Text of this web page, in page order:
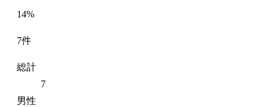
14%
7件
総計
7
男性